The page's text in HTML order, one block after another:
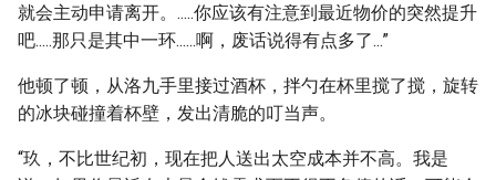
就会主动申请离开。.....你应该有注意到最近物价的突然提升
吧.....那只是其中一环......啊，废话说得有点多了...”
他顿了顿，从洛九手里接过酒杯，拌勺在杯里搅了搅，旋转
的冰块碰撞着杯壁，发出清脆的叮当声。
“玖，不比世纪初，现在把人送出太空成本并不高。我是